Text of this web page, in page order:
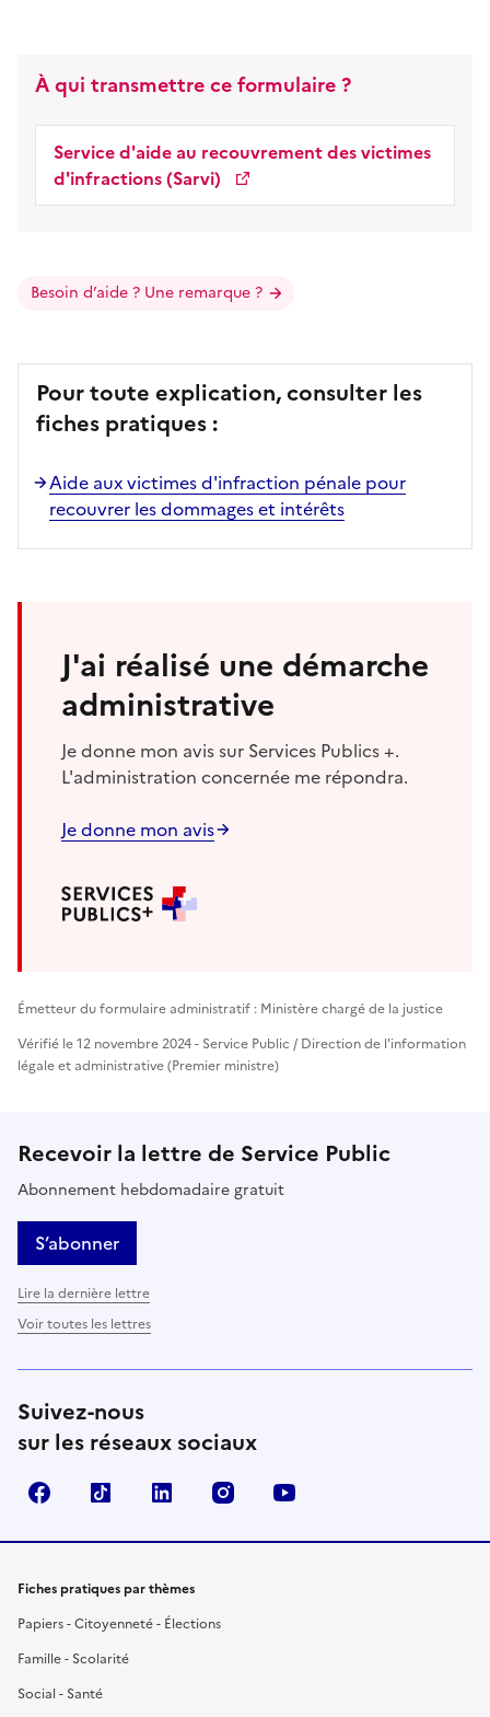
À qui transmettre ce formulaire ?
Service d'aide au recouvrement des victimes
d'infractions (Sarvi)
Besoin d’aide ? Une remarque ?
Pour toute explication, consulter les
fiches pratiques :
Aide aux victimes d'infraction pénale pour
recouvrer les dommages et intérêts
J'ai réalisé une démarche
administrative
Je donne mon avis sur Services Publics +.
L'administration concernée me répondra.
Je donne mon avis
Émetteur du formulaire administratif : Ministère chargé de la justice
Vérifié le 12 novembre 2024 - Service Public / Direction de l'information
légale et administrative (Premier ministre)
Recevoir la lettre de Service Public
Abonnement hebdomadaire gratuit
S’abonner
Lire la dernière lettre
Voir toutes les lettres
Suivez-nous
sur les réseaux sociaux
FacebookTikTok LinkedIn Instagram
Fiches pratiques par thèmes
Papiers - Citoyenneté - Élections
Famille - Scolarité
Social - Santé